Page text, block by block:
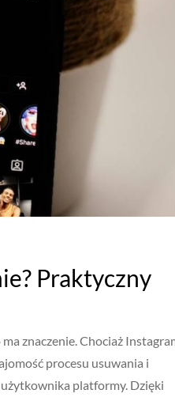
Praktyczny
znaczenie. Chociaż
procesu usuwania i
platformy. Dzięki